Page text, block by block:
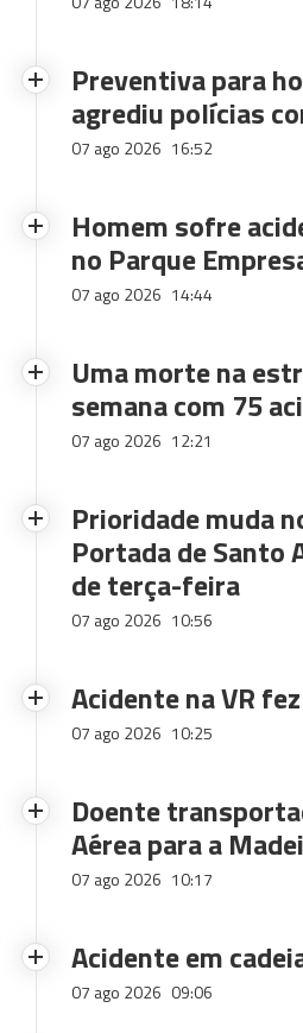
Preventiva para
agrediu polícias
07 ago 2026 16:52
Homem sofre
no Parque
07 ago 2026 14:44
Uma morte na
semana com 75
07 ago 2026 12:21
Prioridade muda
Portada de Santo
de terça-feira
07 ago 2026 10:56
Acidente na VR
07 ago 2026 10:25
Doente
Aérea para a
07 ago 2026 10:17
Acidente em
07 ago 2026 09:06